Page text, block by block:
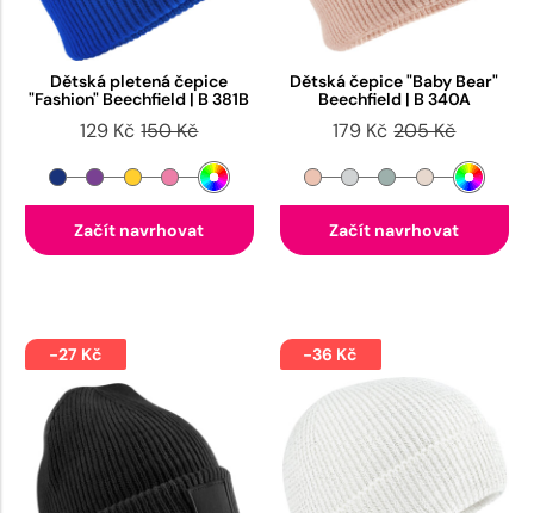
Dětská pletená čepice
"Fashion" Beechfield | B 381B
129 Kč 150 Kč
Začít navrhovat
Dětská čepice "Baby Bear"
Beechfield | B 340A
179 Kč 205 Kč
Začít navrhovat
-27 Kč -36 Kč